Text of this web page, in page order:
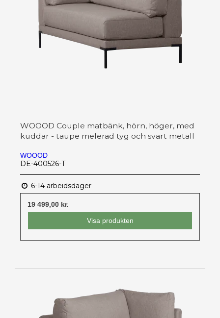
WOOOD Couple matbänk, hörn, höger, med
kuddar - taupe melerad tyg och svart metall
WOOOD
DE-400526-T
6-14 arbeidsdager
19 499,00 kr.
Visa produkten